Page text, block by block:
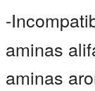
-
aminas
aminas